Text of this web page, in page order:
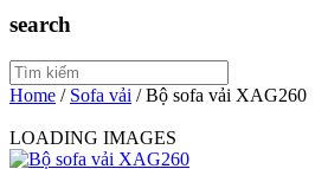
search
Home / Sofa vải /Bộ sofa vải XAG260
LOADING IMAGES